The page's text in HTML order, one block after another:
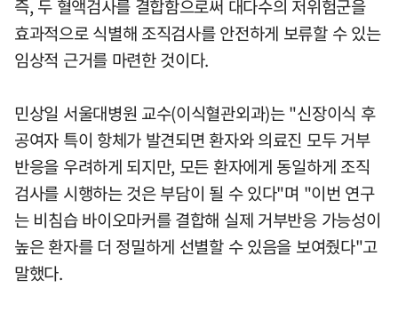
즉, 두 혈액검사를 결합함으로써 대다수의 저위험군을
효과적으로 식별해 조직검사를 안전하게 보류할 수 있는
임상적 근거를 마련한 것이다.
민상일 서울대병원 교수(이식혈관외과)는 "신장이식 후
공여자 특이 항체가 발견되면 환자와 의료진 모두 거부
반응을 우려하게 되지만, 모든 환자에게 동일하게 조직
검사를 시행하는 것은 부담이 될 수 있다"며 "이번 연구
는 비침습 바이오마커를 결합해 실제 거부반응 가능성이
높은 환자를 더 정밀하게 선별할 수 있음을 보여줬다"고
말했다.